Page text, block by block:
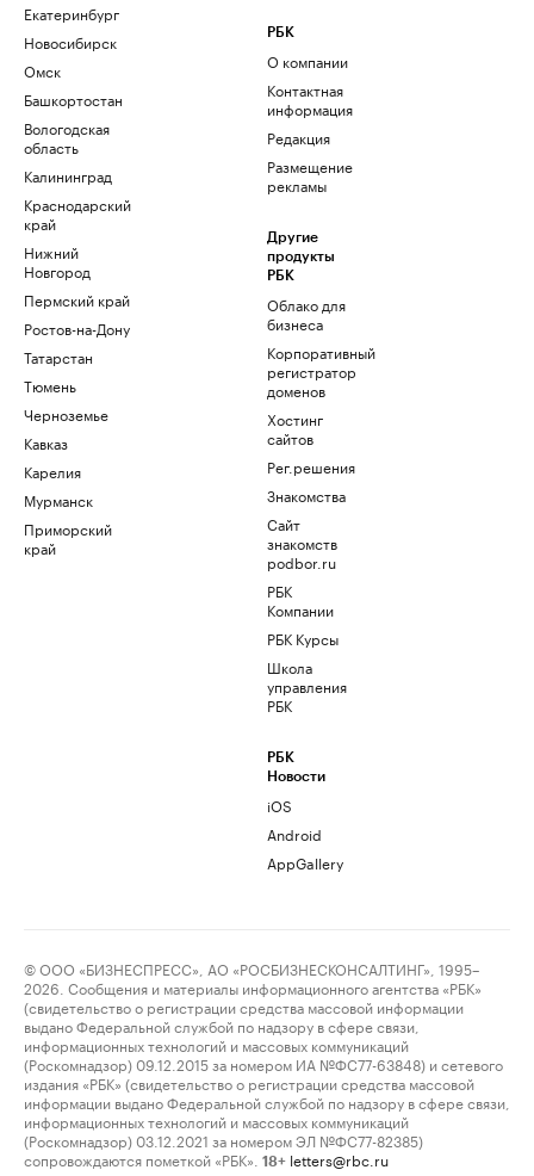
Екатеринбург
Новосибирск
Омск
Башкортостан
Вологодская
область
Калининград
Краснодарский
край
Нижний
Новгород
Пермский край
Ростов-на-Дону
Татарстан
Тюмень
Черноземье
Кавказ
Карелия
Мурманск
Приморский
край
РБК
О компании
Контактная
информация
Редакция
Размещение
рекламы
Другие
продукты
РБК
Облако для
бизнеса
Корпоративный
регистратор
доменов
Хостинг
сайтов
Рег.решения
Знакомства
Сайт
знакомств
podbor.ru
РБК
Компании
РБК Курсы
Школа
управления
РБК
РБК
Новости
iOS
Android
AppGallery
© ООО «БИЗНЕСПРЕСС», АО «РОСБИЗНЕСКОНСАЛТИНГ», 1995–
2026. Сообщения и материалы информационного агентства «РБК»
(свидетельство о регистрации средства массовой информации
выдано Федеральной службой по надзору в сфере связи,
информационных технологий и массовых коммуникаций
(Роскомнадзор) 09.12.2015 за номером ИА №ФС77-63848) и сетевого
издания «РБК» (свидетельство о регистрации средства массовой
информации выдано Федеральной службой по надзору в сфере связи,
информационных технологий и массовых коммуникаций
(Роскомнадзор) 03.12.2021 за номером ЭЛ №ФС77-82385)
сопровождаются пометкой «РБК».
18+ letters@rbc.ru